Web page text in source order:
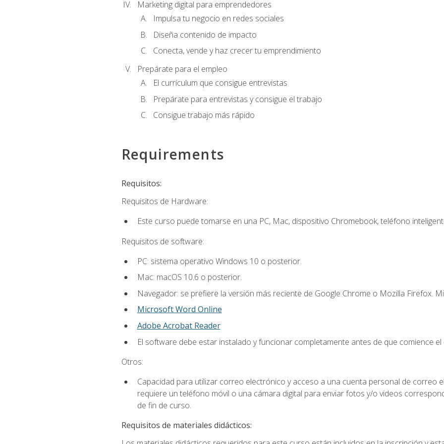
Marketing digital para emprendedores
Impulsa tu negocio en redes sociales
Diseña contenido de impacto
Conecta, vende y haz crecer tu emprendimiento
Prepárate para el empleo
El currículum que consigue entrevistas
Prepárate para entrevistas y consigue el trabajo
Consigue trabajo más rápido
Requirements
Requisitos:
Requisitos de Hardware:
Este curso puede tomarse en una PC, Mac, dispositivo Chromebook, teléfono
Requisitos de software:
PC: sistema operativo Windows 10 o posterior.
Mac: macOS 10.6 o posterior.
Navegador: se prefiere la versión más reciente de Google Chrome o Mozilla Firefox.
Microsoft Word Online
Adobe Acrobat Reader
El software debe estar instalado y funcionar completamente antes de que comience el
Otros:
Capacidad para utilizar correo electrónico y acceso a una cuenta personal de correo
requiere un teléfono móvil o una cámara digital para enviar fotos y/o videos
de fin de curso.
Requisitos de materiales didácticos: